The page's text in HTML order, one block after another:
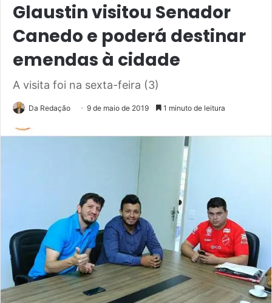
Glaustin visitou Senador
Canedo e poderá destinar
emendas à cidade
A visita foi na sexta-feira (3)
Da Redação 9 de maio de 2019 1 minuto de leitura